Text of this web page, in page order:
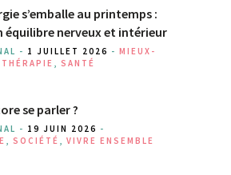
s’emballe au printemps :
équilibre nerveux et intérieur
- 1 JUILLET 2026 - MIEUX-
, SANTÉ
se parler ?
- 19 JUIN 2026 -
, SOCIÉTÉ , VIVRE ENSEMBLE